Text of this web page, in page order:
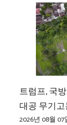
트럼프, 국
대공 무기
2026년 08월 07